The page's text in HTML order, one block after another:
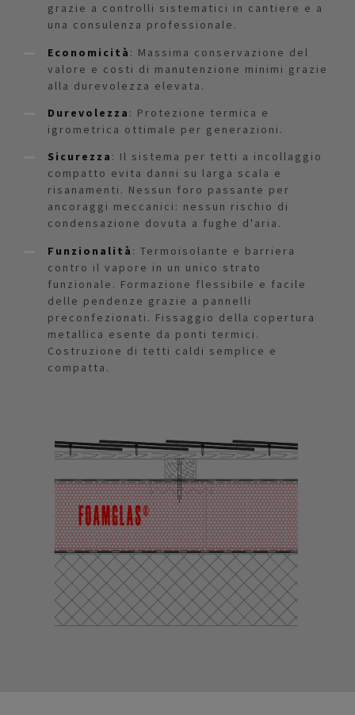
grazie a controlli sistematici in cantiere e a
una consulenza professionale.
Economicità : Massima conservazione del
valore e costi di manutenzione minimi grazie
alla durevolezza elevata.
Durevolezza : Protezione termica e
igrometrica ottimale per generazioni.
Sicurezza : Il sistema per tetti a incollaggio
compatto evita danni su larga scala e
risanamenti. Nessun foro passante per
ancoraggi meccanici: nessun rischio di
condensazione dovuta a fughe d'aria.
Funzionalità : Termoisolante e barriera
contro il vapore in un unico strato
funzionale. Formazione flessibile e facile
delle pendenze grazie a pannelli
preconfezionati. Fissaggio della copertura
metallica esente da ponti termici.
Costruzione di tetti caldi semplice e
compatta.